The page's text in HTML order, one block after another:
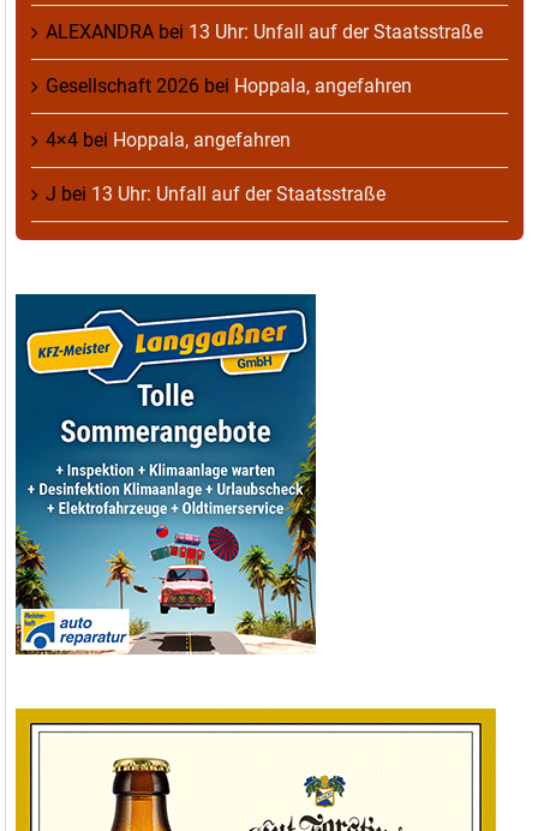
ALEXANDRA bei 13 Uhr: Unfall auf der Staatsstraße
Gesellschaft 2026 bei Hoppala, angefahren
4×4 bei Hoppala, angefahren
J bei 13 Uhr: Unfall auf der Staatsstraße